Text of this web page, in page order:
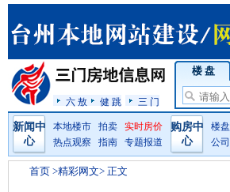
六 敖 健 跳 三 门
楼 盘
新闻中
心
本地楼市 拍卖
实时房价
热点观察
指南 专题报道
购房中
心
楼盘
公司
首页 >精彩网文> 正文